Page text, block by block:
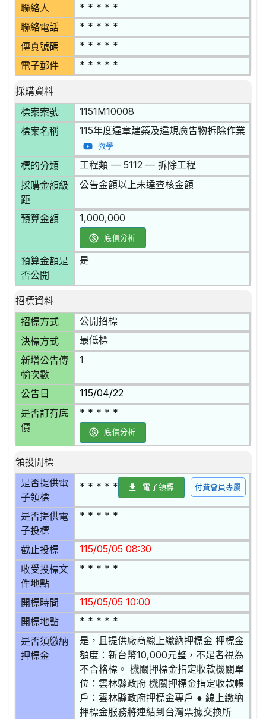
聯絡人 * * * * *
聯絡電話 * * * * *
傳真號碼 * * * * *
電子郵件 * * * * *
採購資料
標案案號
1151M10008
標案名稱 115年度違章建築及違規廣告物拆除作業
教學
標的分類 工程類 — 5112 — 拆除工程
採購金額級
距
公告金額以上未達查核金額
預算金額 1,000,000
底價分析
預算金額是
否公開
是
招標資料
招標方式
公開招標
決標方式 最低標
新增公告傳
輸次數
1
公告日 115/04/22
是否訂有底
價
* * * * *
底價分析
領投開標
是否提供電
子領標
* * * * * 電子領標 付費會員專屬
是否提供電
子投標
* * * * *
截止投標 115/05/05 08:30
收受投標文
件地點
* * * * *
開標時間 115/05/05 10:00
開標地點 * * * * *
是否須繳納
押標金
是，且提供廠商線上繳納押標金 押標金
額度：新台幣10,000元整，不足者視為
不合格標。 機關押標金指定收款機關單
位：雲林縣政府 機關押標金指定收款帳
戶：雲林縣政府押標金專戶 ● 線上繳納
押標金服務將連結到台灣票據交換所